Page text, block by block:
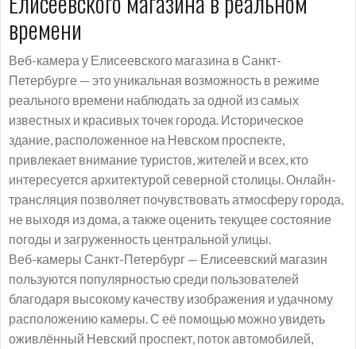
времени
Веб-камера у Елисеевского магазина в Санкт-
Петербурге — это уникальная возможность в режиме
реального времени наблюдать за одной из самых
известных и красивых точек города. Историческое
здание, расположенное на Невском проспекте,
привлекает внимание туристов, жителей и всех, кто
интересуется архитектурой северной столицы. Онлайн-
трансляция позволяет почувствовать атмосферу города,
не выходя из дома, а также оценить текущее состояние
погоды и загруженность центральной улицы.
Веб-камеры Санкт-Петербург — Елисеевский магазин
пользуются популярностью среди пользователей
благодаря высокому качеству изображения и удачному
расположению камеры. С её помощью можно увидеть
оживлённый Невский проспект, поток автомобилей,